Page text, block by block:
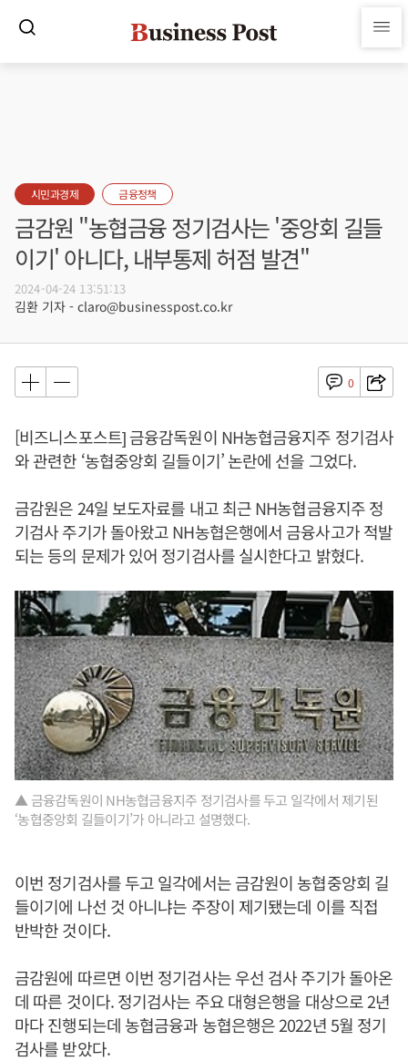
시민과경제 금융정책
금감원 "농협금융 정기검사는 '중앙회 길들
이기' 아니다, 내부통제 허점 발견"
2024-04-24 13:51:13
김환 기자 - claro@businesspost.co.kr
0
[비즈니스포스트] 금융감독원이 NH농협금융지주 정기검사
와 관련한 ‘농협중앙회 길들이기’ 논란에 선을 그었다.
금감원은 24일 보도자료를 내고 최근 NH농협금융지주 정
기검사 주기가 돌아왔고 NH농협은행에서 금융사고가 적발
되는 등의 문제가 있어 정기검사를 실시한다고 밝혔다.
▲ 금융감독원이 NH농협금융지주 정기검사를 두고 일각에서 제기된
‘농협중앙회 길들이기’가 아니라고 설명했다.
이번 정기검사를 두고 일각에서는 금감원이 농협중앙회 길
들이기에 나선 것 아니냐는 주장이 제기됐는데 이를 직접
반박한 것이다.
금감원에 따르면 이번 정기검사는 우선 검사 주기가 돌아온
데 따른 것이다. 정기검사는 주요 대형은행을 대상으로 2년
마다 진행되는데 농협금융과 농협은행은 2022년 5월 정기
검사를 받았다.